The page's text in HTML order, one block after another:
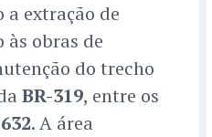
extração de
obras de
do trecho
BR-319, entre os
. A área